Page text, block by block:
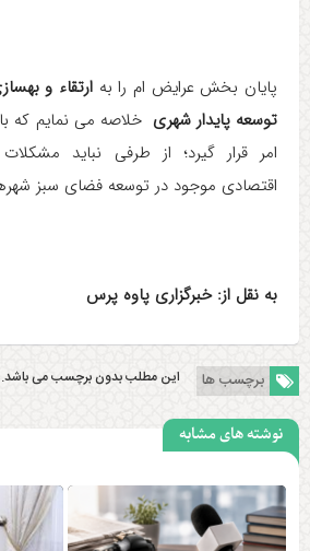
پایان بخش عرایض ام را به ارتقاء و
توسعه پایدار شهری خلاصه می نمایم که
امر قرار گیرد؛ از طرفی نباید
اقتصادی موجود در توسعه فضای سبز
به نقل از: خبرگزاری پاوه پرس
برچسب ها این مطلب بدون برچسب می باشد.
نوشته های مشابه